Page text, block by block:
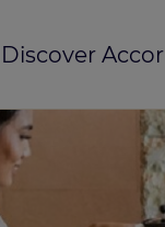
Discover Accor